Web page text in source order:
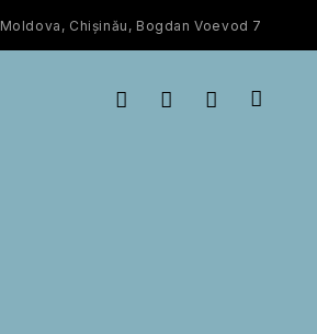
Moldova, Chișinău, Bogdan Voevod 7